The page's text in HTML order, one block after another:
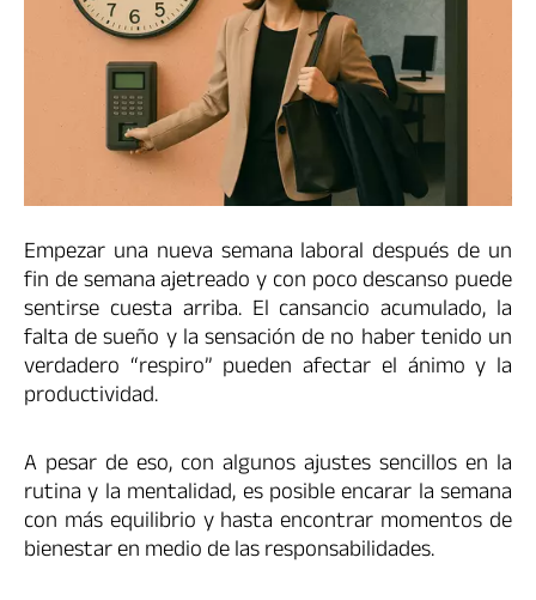
Empezar una nueva semana laboral después de un
fin de semana ajetreado y con poco descanso puede
sentirse cuesta arriba. El cansancio acumulado, la
falta de sueño y la sensación de no haber tenido un
verdadero “respiro” pueden afectar el ánimo y la
productividad.
A pesar de eso, con algunos ajustes sencillos en la
rutina y la mentalidad, es posible encarar la semana
con más equilibrio y hasta encontrar momentos de
bienestar en medio de las responsabilidades.